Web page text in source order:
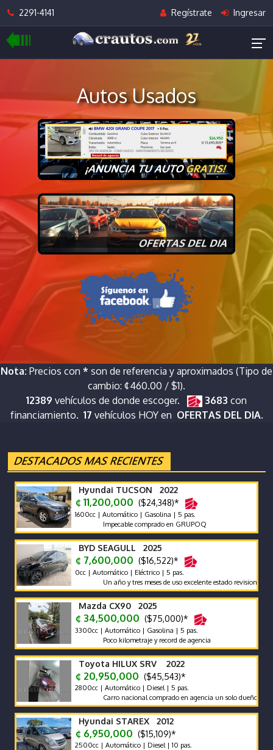
2291-4141 Regístrate Ingresar
Autos Usados
Nota: Precios con * son de referencia y aproximados (Tipo de
cambio: ¢460.00 / $1).
12389 vehículos de donde escoger. 3683 con
financiamiento. 17 vehículos HOY en OFERTAS DEL DIA.
Hyundai TUCSON 2022
¢ 11,200,000 ($24,348)*
1600cc | Automático | Gasolina | 5 pas.
Impecable comprado en GRUPOQ
BYD SEAGULL 2025
¢ 7,600,000 ($16,522)*
0cc | Automático | Eléctrico | 5 pas.
Un año y tres meses de uso excelente estado revision reciente
Mazda CX90 2025
¢ 34,500,000 ($75,000)*
3300cc | Automático | Gasolina | 5 pas.
Poco kilometraje y record de agencia
Toyota HILUX SRV 2022
¢ 20,950,000 ($45,543)*
2800cc | Automático | Diesel | 5 pas.
Carro nacional comprado en agencia un solo dueño récord y
Hyundai STAREX 2012
¢ 6,950,000 ($15,109)*
2500cc | Automático | Diesel | 10 pas.